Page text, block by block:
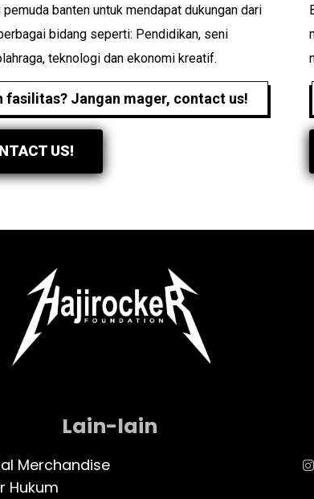
banten untuk mendapat dukungan dari
bidang seperti: Pendidikan, seni
teknologi dan ekonomi kreatif.
fasilitas? Jangan mager, contact us!
US!
Lain-lain
Merchandise
Hukum